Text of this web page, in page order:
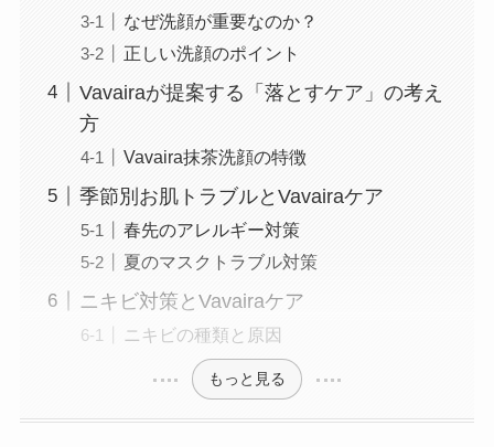
なぜ洗顔が重要なのか？
正しい洗顔のポイント
Vavairaが提案する「落とすケア」の考え
方
Vavaira抹茶洗顔の特徴
季節別お肌トラブルとVavairaケア
春先のアレルギー対策
夏のマスクトラブル対策
ニキビ対策とVavairaケア
ニキビの種類と原因
もっと見る